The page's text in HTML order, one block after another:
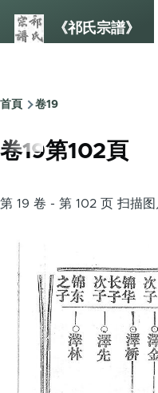
《祁氏宗譜》
Breadcrumb
首頁 卷19
卷19第102頁
第 19 卷 - 第 102 页 扫描图